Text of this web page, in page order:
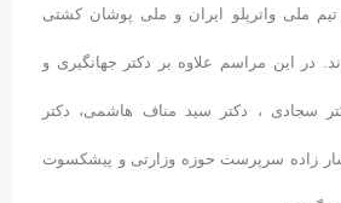
تیم ملی واترپلو ایران و ملی پوشان کشتی
در این مراسم علاوه بر دکتر جهانگیری و
سجادی ، دکتر سید مناف هاشمی، دکتر
زاده سرپرست حوزه وزارتی و پیشکسوت